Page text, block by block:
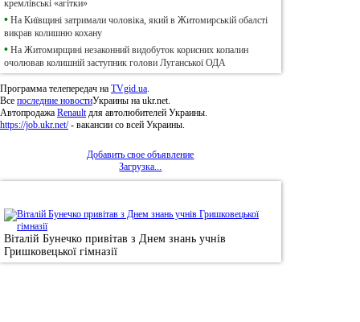
кремлівські «агітки»
• На Київщині затримали чоловіка, який в Житомирській обалсті
викрав колишню кохану
• На Житомирщині незаконний видобуток корисних копалин
очолював колишній заступник голови Луганської ОДА
Программа телепередач на TVgid.ua.
Все последние новостиУкраины на ukr.net.
Автопродажа Renaultдля автолюбителей Украины.
https://job.ukr.net/- вакансии со всей Украины.
Добавить свое объявление
Загрузка...
Віталій Бунечко привітав з Днем знань учнів
Гришковецької гімназії